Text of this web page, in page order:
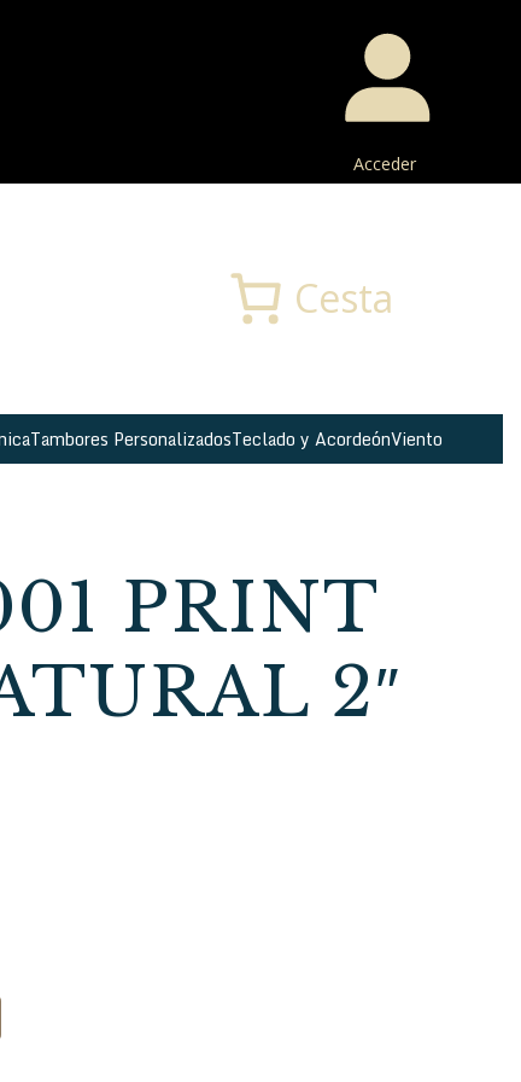
Acceder
Cesta
Tambores PersonalizadosTeclado y AcordeónViento
PRINT
2″